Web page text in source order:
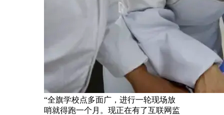
“全旗学校点多面广，进行一轮现场放
哨就得跑一个月。现正在有了互联网监